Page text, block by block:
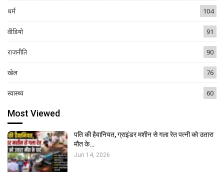
धर्म 104
वीडियो 91
राजनीति 90
खेल 76
स्वास्थ्य 60
Most Viewed
पति की हैवानियत, ग्राइंडर मशीन से गला रेत पत्नी को उतारा
मौत के…
Jun 14, 2026